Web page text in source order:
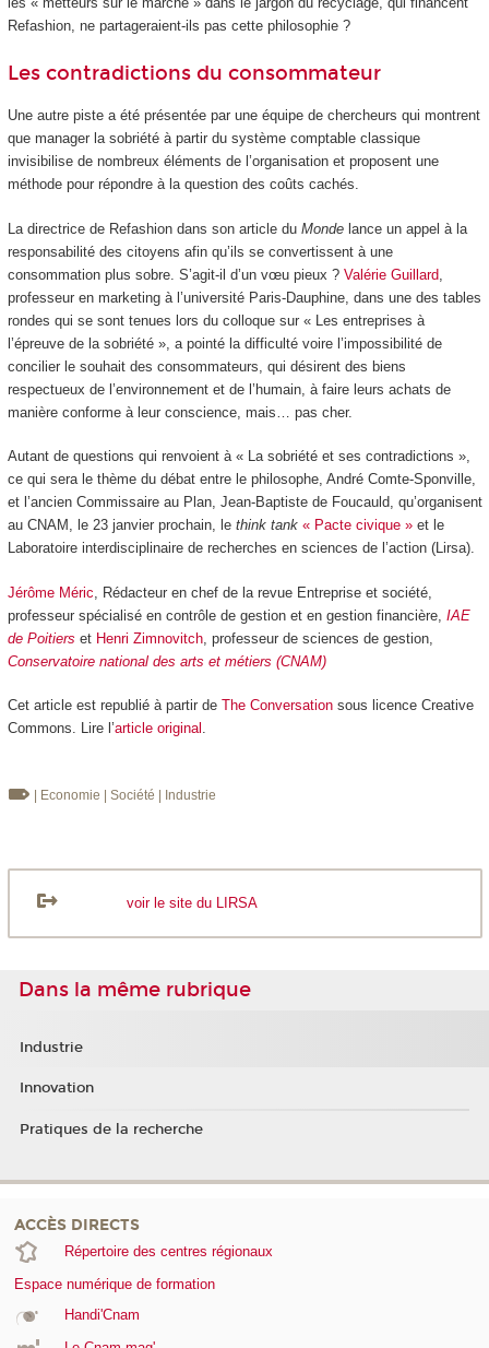
Refashion, ne partageraient-ils pas cette philosophie ?
Les contradictions du consommateur
Une autre piste a été présentée par une équipe de chercheurs qui montrent
que manager la sobriété à partir du système comptable classique
invisibilise de nombreux éléments de l’organisation et proposent une
méthode pour répondre à la question des coûts cachés.
La directrice de Refashion dans son article du Mondelance un appel à la
responsabilité des citoyens afin qu’ils se convertissent à une
consommation plus sobre. S’agit-il d’un vœu pieux ? Valérie Guillard,
professeur en marketing à l’université Paris-Dauphine, dans une des tables
rondes qui se sont tenues lors du colloque sur « Les entreprises à
l’épreuve de la sobriété », a pointé la difficulté voire l’impossibilité de
concilier le souhait des consommateurs, qui désirent des biens
respectueux de l’environnement et de l’humain, à faire leurs achats de
manière conforme à leur conscience, mais… pas cher.
Autant de questions qui renvoient à « La sobriété et ses contradictions »,
ce qui sera le thème du débat entre le philosophe, André Comte-Sponville,
et l’ancien Commissaire au Plan, Jean-Baptiste de Foucauld, qu’organisent
au CNAM, le 23 janvier prochain, le think tank « Pacte civique »et le
Laboratoire interdisciplinaire de recherches en sciences de l’action (Lirsa).
Jérôme Méric , Rédacteur en chef de la revue Entreprise et société,
professeur spécialisé en contrôle de gestion et en gestion financière, IAE
de Poitiers et Henri Zimnovitch, professeur de sciences de gestion,
Conservatoire national des arts et métiers (CNAM)
Cet article est republié à partir de The Conversationsous licence Creative
Commons. Lire l’article original .
| Economie | Société | Industrie
voir le site du LIRSA
Dans la même rubrique
Industrie
Innovation
Pratiques de la recherche
ACCÈS DIRECTS
Répertoire des centres régionaux
Espace numérique de formation
Handi'Cnam